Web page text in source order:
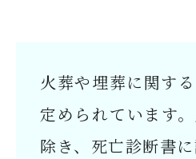
火葬や埋葬に関す
定められています
除き、死亡診断書